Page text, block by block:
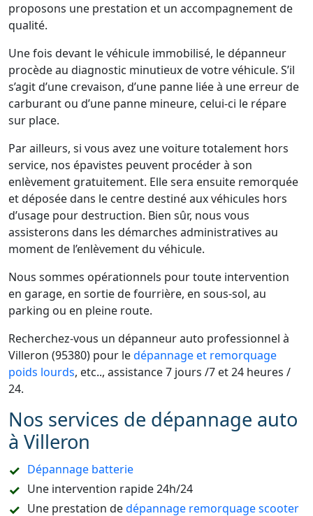
proposons une prestation et un accompagnement de
qualité.
Une fois devant le véhicule immobilisé, le dépanneur
procède au diagnostic minutieux de votre véhicule. S’il
s’agit d’une crevaison, d’une panne liée à une erreur de
carburant ou d’une panne mineure, celui-ci le répare
sur place.
Par ailleurs, si vous avez une voiture totalement hors
service, nos épavistes peuvent procéder à son
enlèvement gratuitement. Elle sera ensuite remorquée
et déposée dans le centre destiné aux véhicules hors
d’usage pour destruction. Bien sûr, nous vous
assisterons dans les démarches administratives au
moment de l’enlèvement du véhicule.
Nous sommes opérationnels pour toute intervention
en garage, en sortie de fourrière, en sous-sol, au
parking ou en pleine route.
Recherchez-vous un dépanneur auto professionnel à
Villeron (95380) pour ledépannage et remorquage
poids lourds, etc.., assistance 7 jours /7 et 24 heures /
24.
Nos services de dépannage auto
à Villeron
Dépannage batterie
Une intervention rapide 24h/24
Une prestation dedépannage remorquage scooter